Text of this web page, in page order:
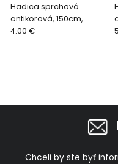
Hadica sprchová
antikorová, 150cm,
dvojzámková, lesklý
4.00 €
Chceli by ste byť